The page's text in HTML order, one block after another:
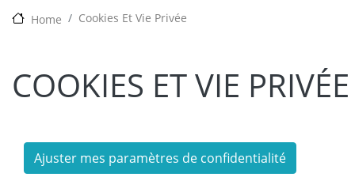
Home Cookies Et Vie Privée
COOKIES ET VIE PRIVÉE
Ajuster mes paramètres de confidentialité